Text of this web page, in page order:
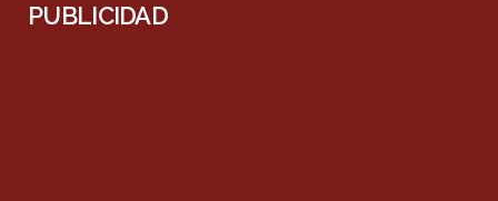
PUBLICIDAD